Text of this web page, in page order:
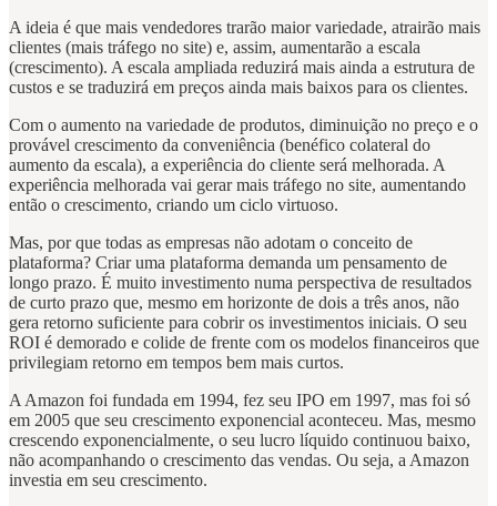
A ideia é que mais vendedores trarão maior variedade, atrairão mais
clientes (mais tráfego no site) e, assim, aumentarão a escala
(crescimento). A escala ampliada reduzirá mais ainda a estrutura de
custos e se traduzirá em preços ainda mais baixos para os clientes.
Com o aumento na variedade de produtos, diminuição no preço e o
provável crescimento da conveniência (benéfico colateral do
aumento da escala), a experiência do cliente será melhorada. A
experiência melhorada vai gerar mais tráfego no site, aumentando
então o crescimento, criando um ciclo virtuoso.
Mas, por que todas as empresas não adotam o conceito de
plataforma? Criar uma plataforma demanda um pensamento de
longo prazo. É muito investimento numa perspectiva de resultados
de curto prazo que, mesmo em horizonte de dois a três anos, não
gera retorno suficiente para cobrir os investimentos iniciais. O seu
ROI é demorado e colide de frente com os modelos financeiros que
privilegiam retorno em tempos bem mais curtos.
A Amazon foi fundada em 1994, fez seu IPO em 1997, mas foi só
em 2005 que seu crescimento exponencial aconteceu. Mas, mesmo
crescendo exponencialmente, o seu lucro líquido continuou baixo,
não acompanhando o crescimento das vendas. Ou seja, a Amazon
investia em seu crescimento.